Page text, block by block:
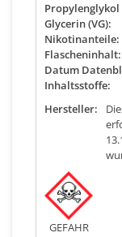
Propylenglykol
Glycerin (VG):
Nikotinanteile:
Flascheninhalt:
Datum
Inhaltsstoffe:
Hersteller:
GEFAHR